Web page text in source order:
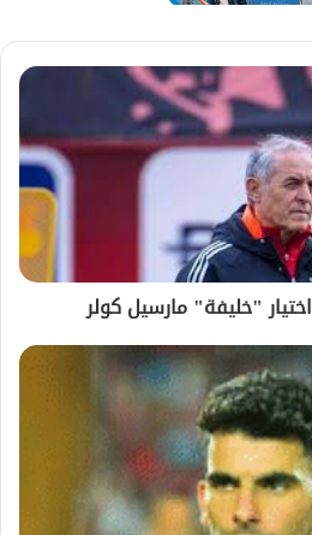
"خليفة" مارسيل كولر